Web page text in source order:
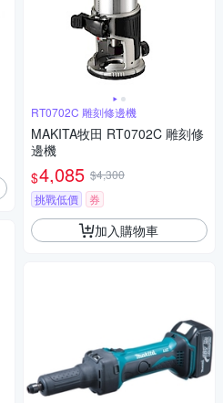
RT0702C 雕刻修邊機
MAKITA牧田 RT0702C 雕刻修
邊機
$4,085 $4,300
挑戰低價
券
加入購物車